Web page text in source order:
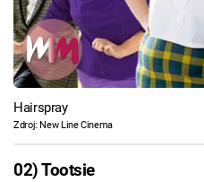
Hairspray
Zdroj: New Line Cinema
02) Tootsie